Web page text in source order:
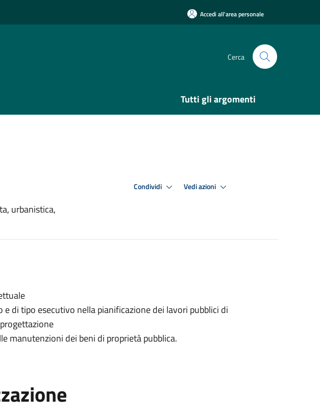
Accedi all'area personale
Cerca
Tutti gli argomenti
urbanistica,
Condividi Vedi azioni
di tipo esecutivo nella pianificazione dei lavori pubblici di
manutenzioni dei beni di proprietà pubblica.